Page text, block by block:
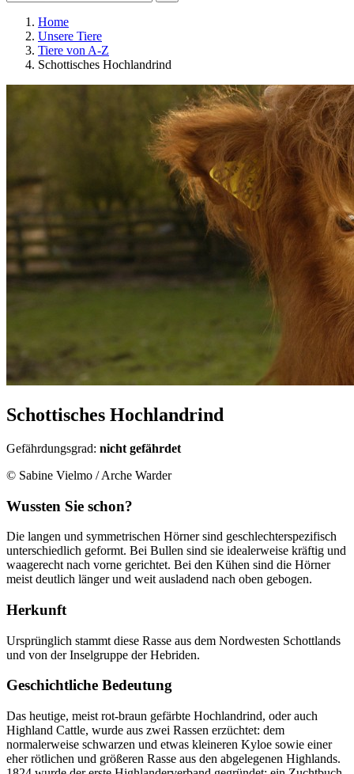
Home
Unsere Tiere
Tiere von A-Z
Schottisches Hochlandrind
Schottisches Hochlandrind
Gefährdungsgrad: nicht gefährdet
© Sabine Vielmo / Arche Warder
Wussten Sie schon?
Die langen und symmetrischen Hörner sind geschlechterspezifisch
unterschiedlich geformt. Bei Bullen sind sie idealerweise kräftig und
waagerecht nach vorne gerichtet. Bei den Kühen sind die Hörner
meist deutlich länger und weit ausladend nach oben gebogen.
Herkunft
Ursprünglich stammt diese Rasse aus dem Nordwesten Schottlands
und von der Inselgruppe der Hebriden.
Geschichtliche Bedeutung
Das heutige, meist rot-braun gefärbte Hochlandrind, oder auch
Highland Cattle, wurde aus zwei Rassen erzüchtet: dem
normalerweise schwarzen und etwas kleineren Kyloe sowie einer
eher rötlichen und größeren Rasse aus den abgelegenen Highlands.